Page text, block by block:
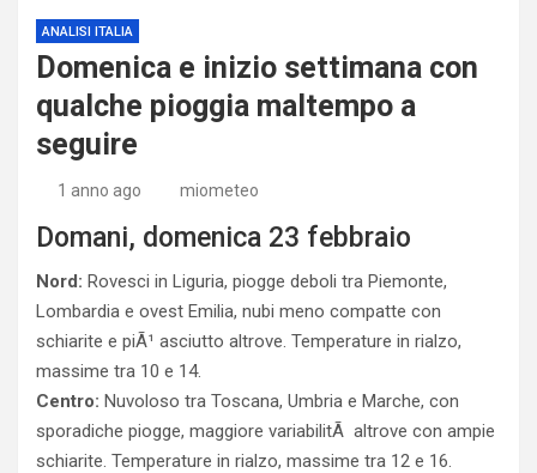
ANALISI ITALIA
Domenica e inizio settimana con
qualche pioggia maltempo a
seguire
1 anno ago miometeo
Domani, domenica 23 febbraio
Nord: Rovesci in Liguria, piogge deboli tra Piemonte,
Lombardia e ovest Emilia, nubi meno compatte con
schiarite e piÃ¹ asciutto altrove. Temperature in rialzo,
massime tra 10 e 14.
Centro: Nuvoloso tra Toscana, Umbria e Marche, con
sporadiche piogge, maggiore variabilitÃ altrove con ampie
schiarite. Temperature in rialzo, massime tra 12 e 16.